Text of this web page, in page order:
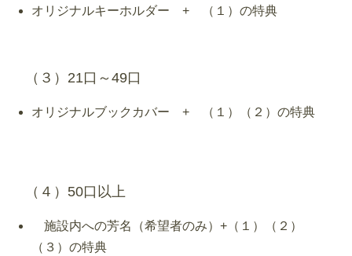
オリジナルキーホルダー + （１）の特典
（３）21口～49口
オリジナルブックカバー + （１）（２）の特典
（４）50口以上
施設内への芳名（希望者のみ）+（１）（２）
（３）の特典